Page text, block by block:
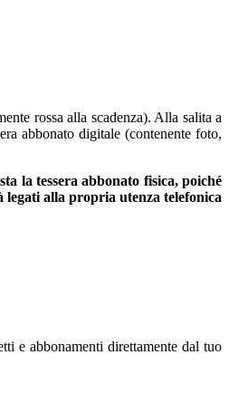
rossa alla scadenza). Alla salita a
abbonato digitale (contenente foto,
la tessera abbonato fisica, poiché
alla propria utenza telefonica
e abbonamenti direttamente dal tuo